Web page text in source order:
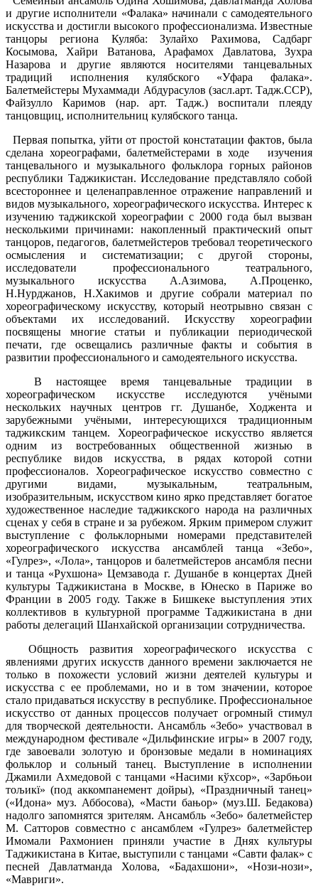
и другие исполнители «Фалака» начинали с самодеятельного
искусства и достигли высокого профессионализма. Известные
танцоры региона Куляба: Зулайхо Рахимова, Садбарг
Косымова, Хайри Ватанова, Арафамох Давлатова, Зухра
Назарова и другие являются носителями танцевальных
традиций исполнения кулябского «Уфара фалака».
Балетмейстеры Мухаммади Абдурасулов (засл.арт. Тадж.ССР),
Файзулло Каримов (нар. арт. Тадж.) воспитали плеяду
танцовщиц, исполнительниц кулябского танца.
Первая попытка, уйти от простой констатации фактов, была
сделана хореографами, балетмейстерами в ходе изучения
танцевального и музыкального фольклора горных районов
республики Таджикистан. Исследование представляло собой
всестороннее и целенаправленное отражение направлений и
видов музыкального, хореографического искусства. Интерес к
изучению таджикской хореографии с 2000 года был вызван
несколькими причинами: накопленный практический опыт
танцоров, педагогов, балетмейстеров требовал теоретического
осмысления и систематизации; с другой стороны,
исследователи профессионального театрального,
музыкального искусства А.Азимова, А.Проценко,
Н.Нурджанов, Н.Хакимов и другие собрали материал по
хореографическому искусству, который неотрывно связан с
объектами их исследований. Искусству хореографии
посвящены многие статьи и публикации периодической
печати, где освещались различные факты и события в
развитии профессионального и самодеятельного искусства.
В настоящее время танцевальные традиции в
хореографическом искусстве исследуются учёными
нескольких научных центров гг. Душанбе, Ходжента и
зарубежными учёными, интересующихся традиционным
таджикским танцем. Хореографическое искусство является
одним из востребованных общественной жизнью в
республике видов искусства, в рядах которой сотни
профессионалов. Хореографическое искусство совместно с
другими видами, музыкальным, театральным,
изобразительным, искусством кино ярко представляет богатое
художественное наследие таджикского народа на различных
сценах у себя в стране и за рубежом. Ярким примером служит
выступление с фольклорными номерами представителей
хореографического искусства ансамблей танца «Зебо»,
«Гулрез», «Лола», танцоров и балетмейстеров ансамбля песни
и танца «Рухшона» Цемзавода г. Душанбе в концертах Дней
культуры Таджикистана в Москве, в Юнеско в Париже во
Франции в 2005 году. Также в Бишкеке выступления этих
коллективов в культурной программе Таджикистана в дни
работы делегаций Шанхайской организации сотрудничества.
Общность развития хореографического искусства с
явлениями других искусств данного времени заключается не
только в похожести условий жизни деятелей культуры и
искусства с ее проблемами, но и в том значении, которое
стало придаваться искусству в республике. Профессиональное
искусство от данных процессов получает огромный стимул
для творческой деятельности. Ансамбль «Зебо» участвовал в
международном фестивале «Дильфинские игры» в 2007 году,
где завоевали золотую и бронзовые медали в номинациях
фольклор и сольный танец. Выступление в исполнении
Джамили Ахмедовой с танцами «Насими кўхсор», «Зарбњои
тољикї» (под аккомпанемент дойры), «Праздничный танец»
(«Идона» муз. Аббосова), «Масти бањор» (муз.Ш. Бедакова)
надолго запомнятся зрителям. Ансамбль «Зебо» балетмейстер
М. Сатторов совместно с ансамблем «Гулрез» балетмейстер
Имомали Рахмониен приняли участие в Днях культуры
Таджикистана в Китае, выступили с танцами «Савти фалак» с
песней Давлатманда Холова, «Бадахшони», «Нози-нози»,
«Мавриги».